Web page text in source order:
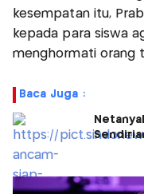
kesempatan itu,
kepada para siswa
menghormati orang
Baca Juga :